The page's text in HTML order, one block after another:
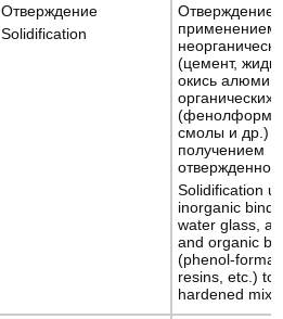
Отверждение
Solidification
Отверждение
применением
(цемент,
окись
органических
смолы и др.)
получением
Solidification
inorganic
water glass,
and organic
(phenol-
resins, etc.) to
hardened